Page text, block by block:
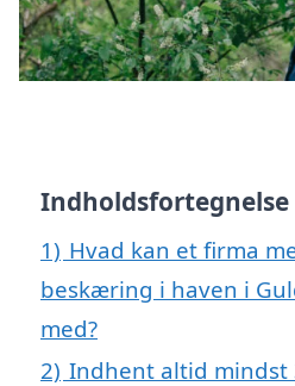
Indholdsfortegnelse
1) Hvad kan et firma
beskæring i haven i
med?
2) Indhent altid mindst